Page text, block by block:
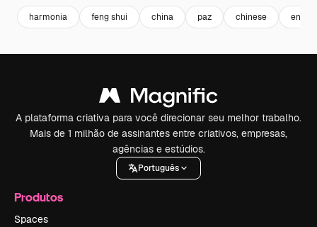
harmonia feng shui china paz chinese
A plataforma criativa para você direcionar seu melhor trabalho.
Mais de 1 milhão de assinantes entre criativos, empresas,
agências e estúdios.
Português
Produtos
Spaces